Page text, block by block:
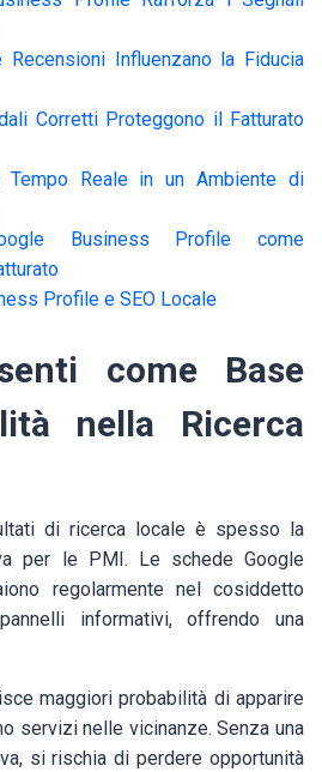
Influenzano la Fiducia
Corretti Proteggono il Fatturato
Tempo Reale in un Ambiente di
Business Profile come
Profile e SEO Locale
come Base
nella Ricerca
di ricerca locale è spesso la
per le PMI. Le schede Google
regolarmente nel cosiddetto
informativi, offrendo una
maggiori probabilità di apparire
servizi nelle vicinanze. Senza una
si rischia di perdere opportunità